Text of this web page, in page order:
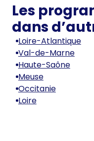
Les
dans
Loire-Atlantique
Val-de-Marne
Haute-Saône
Meuse
Occitanie
Loire